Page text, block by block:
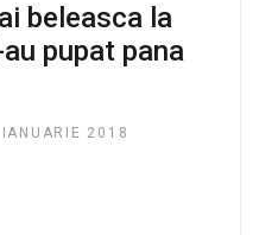
beleasca la
pupat pana
2018